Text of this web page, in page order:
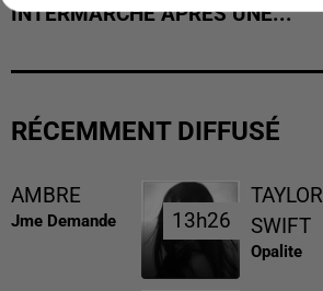
INTERMARCHÉ APRÈS UNE...
RÉCEMMENT DIFFUSÉ
AMBRE
Jme Demande 13h26
13h26
TAYLOR
SWIFT
Opalite